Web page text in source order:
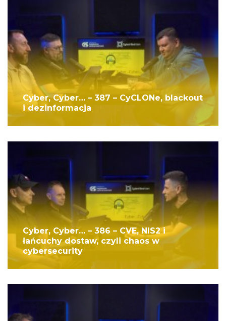
Cyber, Cyber… – 387 – CyCLONe, blackout
i dezinformacja
Cyber, Cyber… – 386 – CVE, NIS2 i
łańcuchy dostaw, czyli chaos w
cybersecurity